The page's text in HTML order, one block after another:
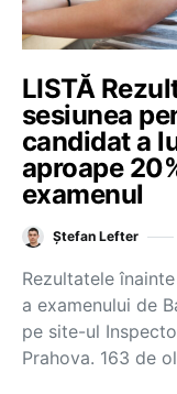
LISTĂ
sesiunea
candidat a
aproape
examenul
Ștefan Lefter
Rezultatele
a examenului de
pe site-ul
Prahova. 163 de